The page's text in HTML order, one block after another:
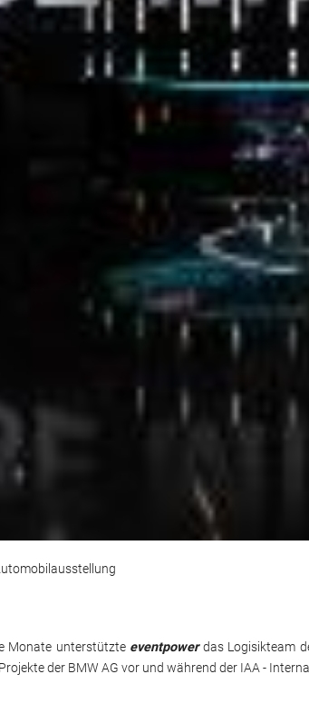
Monate unterstützte eventpowerdas Logisikteam
der BMW AG vor und während der IAA -